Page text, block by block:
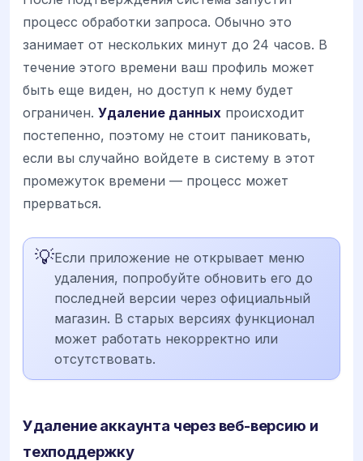
процесс обработки запроса. Обычно это
занимает от нескольких минут до 24 часов. В
течение этого времени ваш профиль может
быть еще виден, но доступ к нему будет
ограничен. Удаление данных происходит
постепенно, поэтому не стоит паниковать,
если вы случайно войдете в систему в этот
промежуток времени — процесс может
прерваться.
💡Если приложение не открывает меню
удаления, попробуйте обновить его до
последней версии через официальный
магазин. В старых версиях функционал
может работать некорректно или
отсутствовать.
Удаление аккаунта через веб-версию и
техподдержку